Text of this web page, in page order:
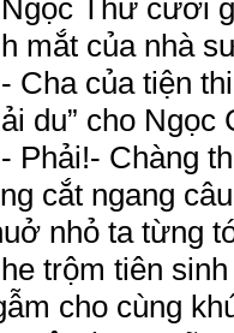
Thư cười
mắt của nhà
của tiện
du” cho
Chàng
cắt ngang
nhỏ ta từng
trộm tiên
cho cùng